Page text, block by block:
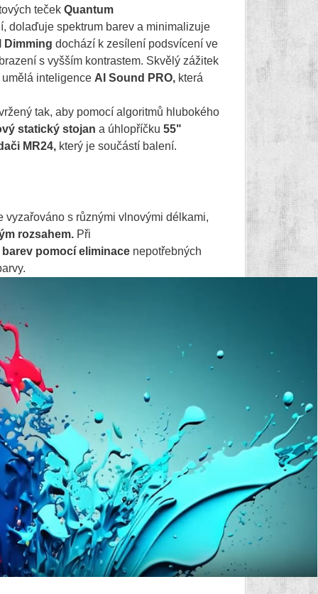
teček Quantum
dolaďuje spektrum barev a minimalizuje
Dimming dochází k zesílení podsvícení ve
s vyšším kontrastem. Skvělý zážitek
inteligence AI Sound PRO, která
tak, aby pomocí algoritmů hlubokého
statický stojan a úhlopříčku 55"
MR24, který je součástí balení.
vyzařováno s různými vlnovými délkami,
rozsahem. Při
pomocí eliminace nepotřebných